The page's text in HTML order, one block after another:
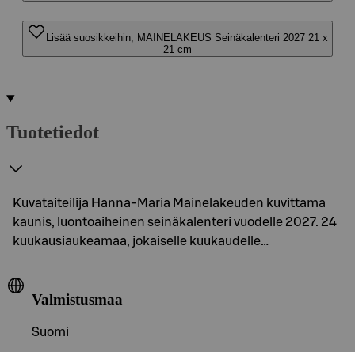
Lisää suosikkeihin, MAINELAKEUS Seinäkalenteri 2027 21 x
21 cm
Tuotetiedot
Kuvataiteilija Hanna-Maria Mainelakeuden kuvittama
kaunis, luontoaiheinen seinäkalenteri vuodelle 2027. 24
kuukausiaukeamaa, jokaiselle kuukaudelle…
Valmistusmaa
Suomi